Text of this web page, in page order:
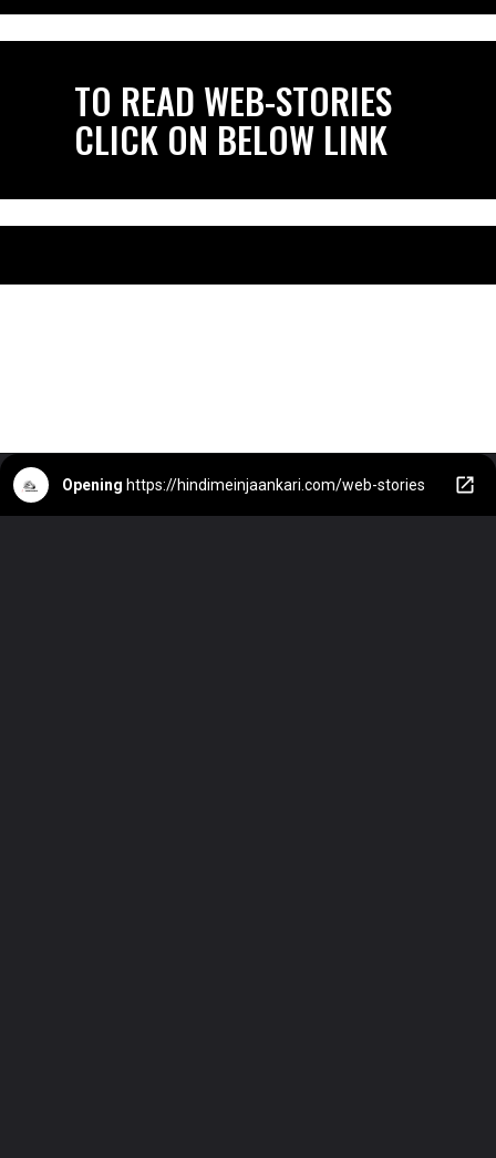
TO READ WEB-STORIES
CLICK ON BELOW LINK
Opening https://hindimeinjaankari.com/web-stories